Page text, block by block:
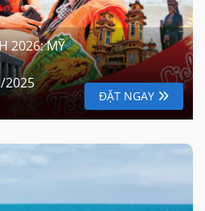
2026: MỸ
2025
ĐẶT NGAY